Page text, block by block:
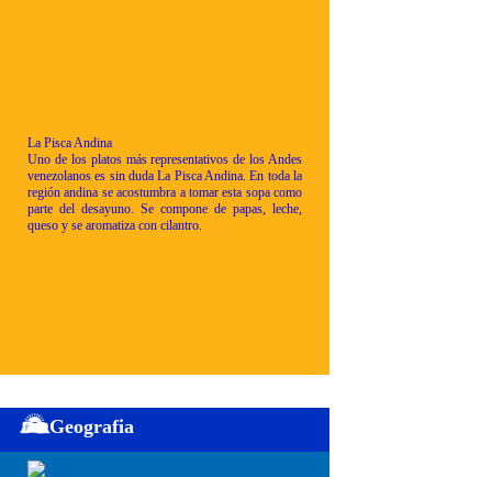
La Pisca Andina
Uno de los platos más representativos de los Andes
venezolanos es sin duda La Pisca Andina. En toda la
región andina se acostumbra a tomar esta sopa como
parte del desayuno. Se compone de papas, leche,
queso y se aromatiza con cilantro.
Geografia